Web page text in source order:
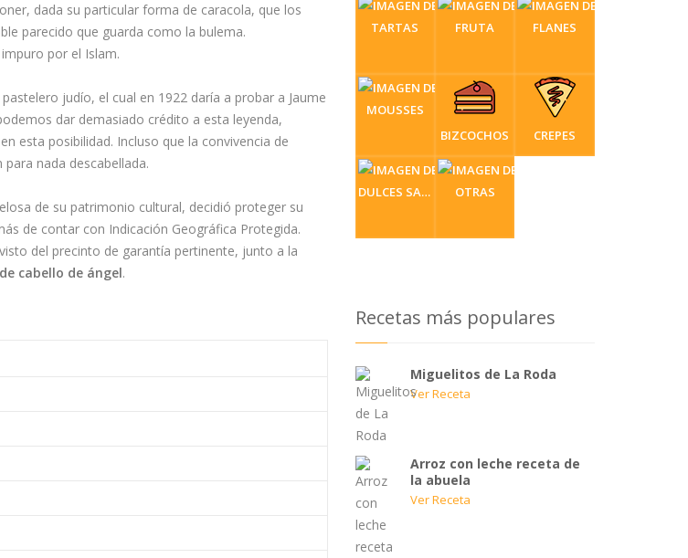
dada su particular forma de caracola, que los
parecido que guarda como la bulema.
por el Islam.
judío, el cual en 1922 daría a probar a Jaume
dar demasiado crédito a esta leyenda,
esta posibilidad. Incluso que la convivencia de
nada descabellada.
de su patrimonio cultural, decidió proteger su
de contar con Indicación Geográfica Protegida.
del precinto de garantía pertinente, junto a la
cabello de ángel.
TARTAS FRUTA FLANES
MOUSSES
BIZCOCHOS
CREPES
DULCES SARTÉN OTRAS
Recetas más populares
Miguelitos de La Roda
Ver Receta
Arroz con leche receta de
la abuela
Ver Receta